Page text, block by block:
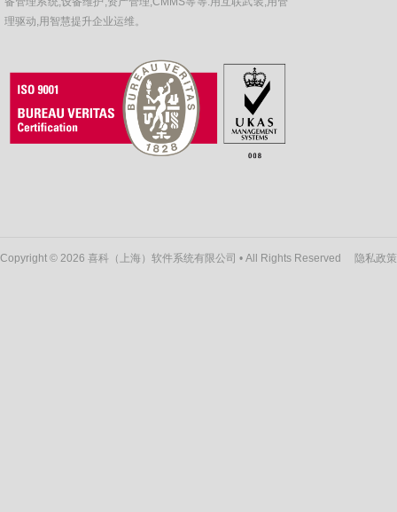
理驱动,用智慧提升企业运维。
Copyright © 2026 喜科（上海）软件系统有限公司 • All Rights Reserved 隐私政策